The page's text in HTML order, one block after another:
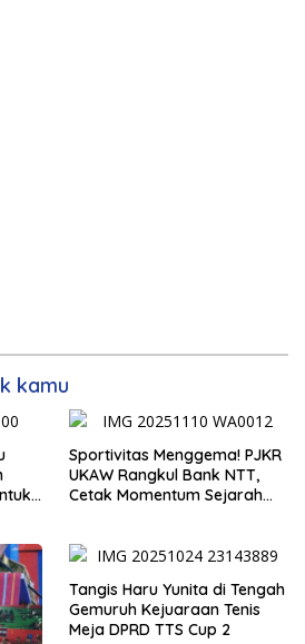
kamu
Sportivitas Menggema! PJKR
UKAW Rangkul Bank NTT,
Cetak Momentum Sejarah
Tangis Haru Yunita di Tengah
Gemuruh Kejuaraan Tenis
Meja DPRD TTS Cup 2